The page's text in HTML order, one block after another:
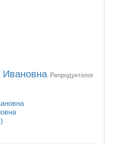
Ивановна Репродуктолог